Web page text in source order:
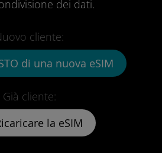
dei dati.
Già cliente:
la eSIM
cliente:
di una nuova eSIM